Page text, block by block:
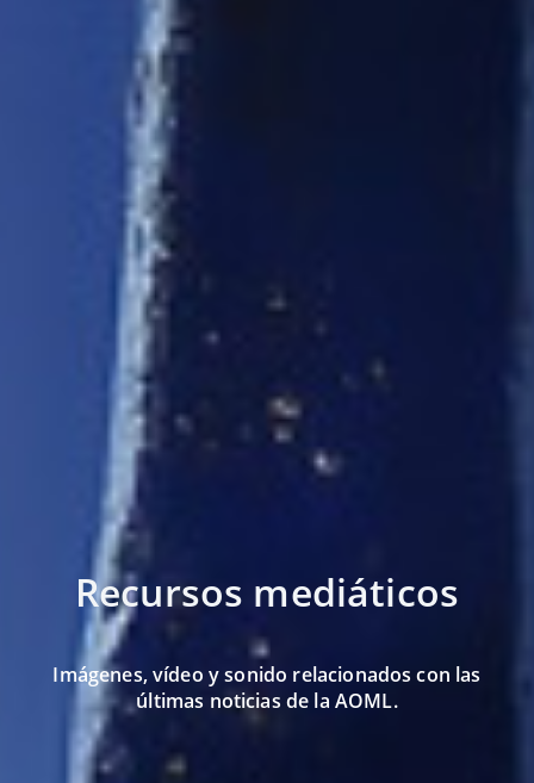
Recursos mediáticos
Imágenes, vídeo y sonido relacionados con las
últimas noticias de la AOML.